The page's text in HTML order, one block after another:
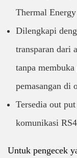
Thermal
Dilengkapi
transparan dari
tanpa
pemasangan di
Tersedia out
komunikasi
Untuk pengecek